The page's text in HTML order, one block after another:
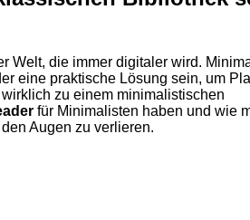
Welt, die immer digitaler wird.
eine praktische Lösung sein, um
zu einem minimalistischen
für Minimalisten haben und wie
Augen zu verlieren.